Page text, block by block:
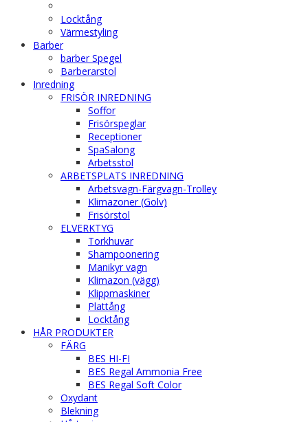
Locktång
Värmestyling
Barber
barber Spegel
Barberarstol
Inredning
FRISÖR INREDNING
Soffor
Frisörspeglar
Receptioner
SpaSalong
Arbetsstol
ARBETSPLATS INREDNING
Arbetsvagn-Färgvagn-Trolley
Klimazoner (Golv)
Frisörstol
ELVERKTYG
Torkhuvar
Shampoonering
Manikyr vagn
Klimazon (vägg)
Klippmaskiner
Plattång
Locktång
HÅR PRODUKTER
FÄRG
BES HI-FI
BES Regal Ammonia Free
BES Regal Soft Color
Oxydant
Blekning